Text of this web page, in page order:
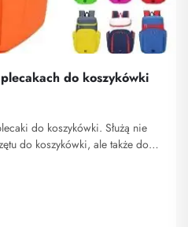
do koszykówki
do koszykówki. Służą nie
do koszykówki, ale także do
atrakcyjnego i